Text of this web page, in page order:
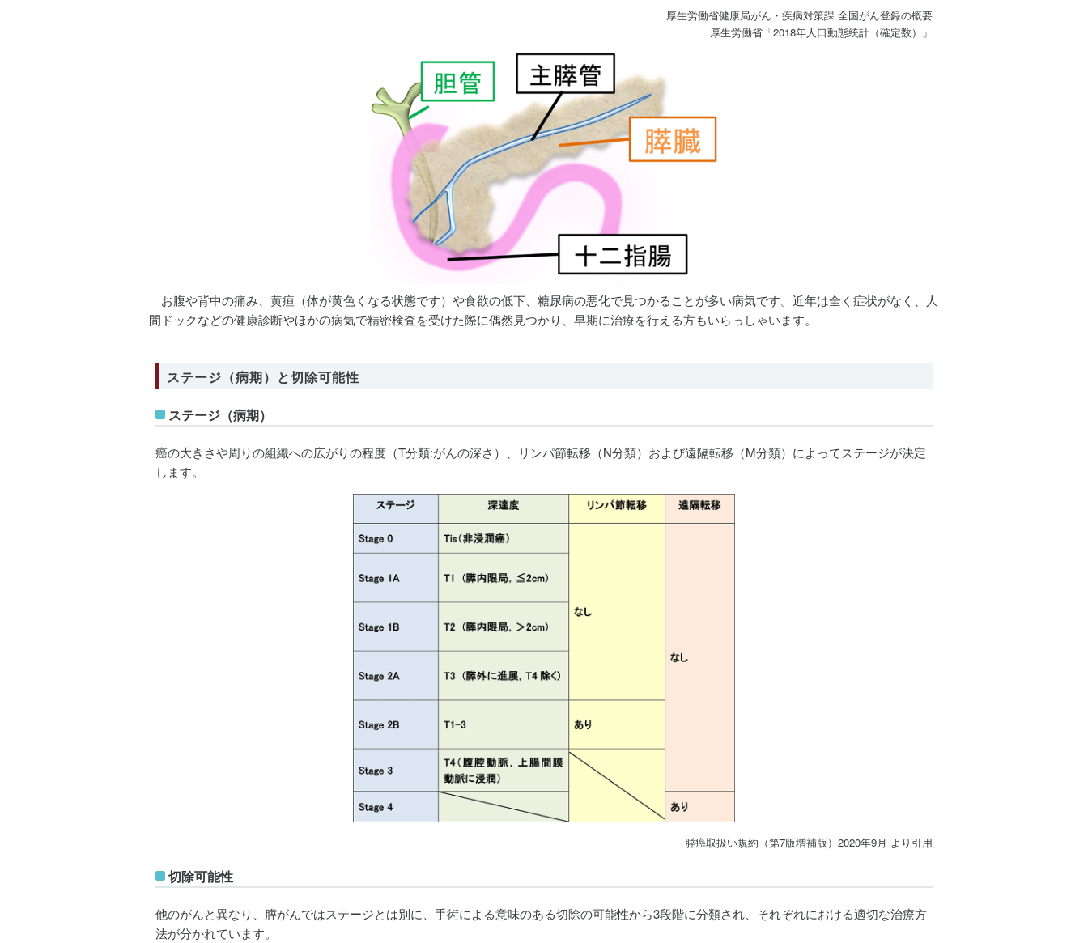
厚生労働省健康局がん・疾病対策課 全国がん登録の概要
厚生労働省「2018年人口動態統計（確定数）」
お腹や背中の痛み、黄疸（体が黄色くなる状態です）や食欲の低下、糖尿病の悪化で見つかることが多い病気です。近年は全く症状がなく、人
間ドックなどの健康診断やほかの病気で精密検査を受けた際に偶然見つかり、早期に治療を行える方もいらっしゃいます。
ステージ（病期）と切除可能性
ステージ（病期）
癌の大きさや周りの組織への広がりの程度（T分類:がんの深さ）、リンパ節転移（N分類）および遠隔転移（M分類）によってステージが決定
します。
膵癌取扱い規約（第7版増補版）2020年9月 より引用
切除可能性
他のがんと異なり、膵がんではステージとは別に、手術による意味のある切除の可能性から3段階に分類され、それぞれにおける適切な治療方
法が分かれています。